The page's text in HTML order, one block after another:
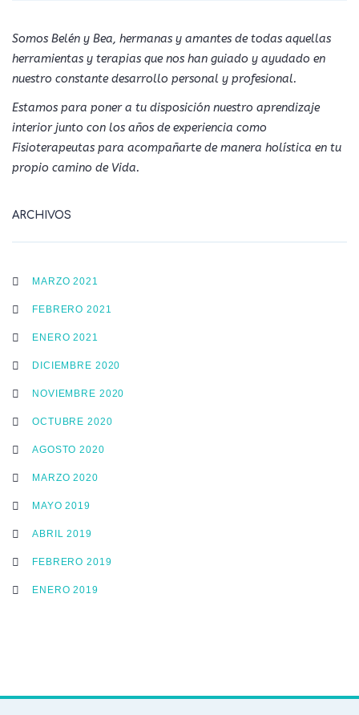
Somos Belén y Bea, hermanas y amantes de todas aquellas
herramientas y terapias que nos han guiado y ayudado en
nuestro constante desarrollo personal y profesional.
Estamos para poner a tu disposición nuestro aprendizaje
interior junto con los años de experiencia como
Fisioterapeutas para acompañarte de manera holística en tu
propio camino de Vida.
ARCHIVOS
MARZO 2021
FEBRERO 2021
ENERO 2021
DICIEMBRE 2020
NOVIEMBRE 2020
OCTUBRE 2020
AGOSTO 2020
MARZO 2020
MAYO 2019
ABRIL 2019
FEBRERO 2019
ENERO 2019